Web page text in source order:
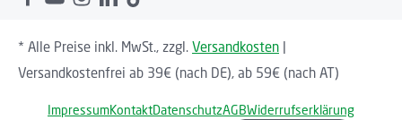
* Alle Preise inkl. MwSt., zzgl. Versandkosten |
Versandkostenfrei ab 39€ (nach DE), ab 59€ (nach AT)
ImpressumKontaktDatenschutzAGBWiderrufserklärung